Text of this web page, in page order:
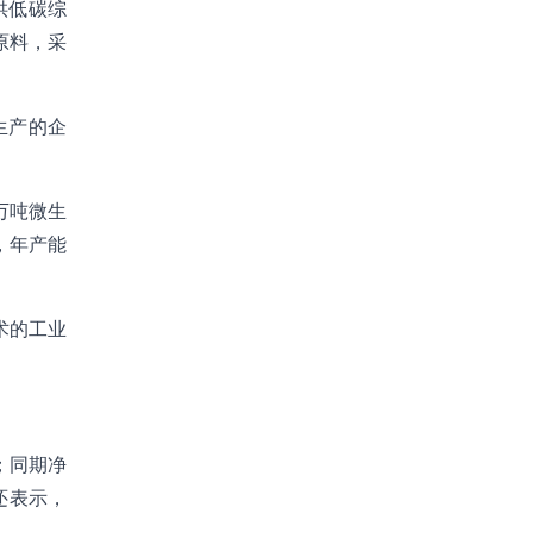
低碳综
料，采
产的企
吨微生
年产能
的工业
同期净
示，